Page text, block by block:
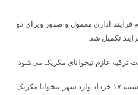
فرآیند اداری معمول و صدور ویزای دو
تکمیل شد.
طبق برنامه‌ریزی انجام گرفته، کاروان تیم ایران در ساعت ۱:۳۰ بامداد روز یکشنبه ۱۷ خرداد وارد شهر تیخوانا مکزیک